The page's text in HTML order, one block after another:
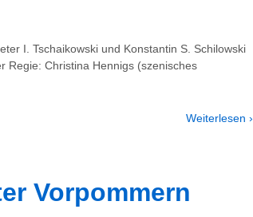
I. Tschaikowski und Konstantin S. Schilowski
Regie: Christina Hennigs (szenisches
Weiterlesen ›
Vorpommern